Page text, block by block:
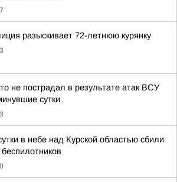
разыскивает 72-летнюю курянку
не пострадал в результате атак ВСУ
сутки
в небе над Курской областью сбили
беспилотников